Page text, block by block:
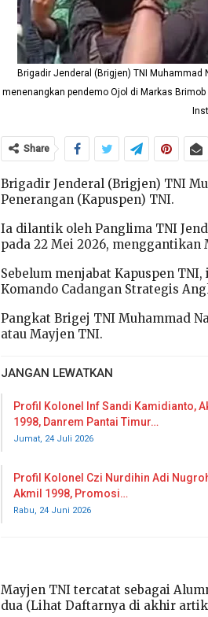
Brigadir Jenderal (Brigjen) TNI
menenangkan pendemo Ojol di Markas
Share
Brigadir Jenderal (Brigjen) TNI
Penerangan (Kapuspen) TNI.
Ia dilantik oleh Panglima TNI
pada 22 Mei 2026,
Sebelum menjabat Kapuspen
Komando Cadangan Strategis
Pangkat Brigej TNI Muhammad
atau Mayjen TNI.
JANGAN LEWATKAN
Profil Kolonel Inf Sandi Kamidianto,
1998, Danrem Pantai Timur…
Jumat, 24 Juli 2026
Profil Kolonel Czi Nurdihin Adi
Akmil 1998, Promosi…
Rabu, 24 Juni 2026
Mayjen TNI tercatat sebagai
dua (Lihat Daftarnya di akhir